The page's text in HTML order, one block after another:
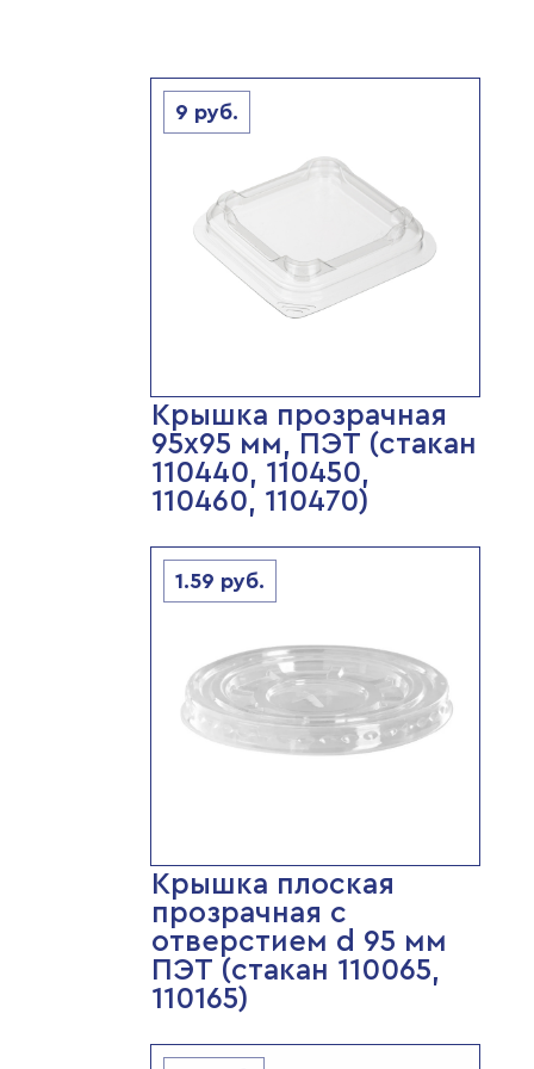
9 руб.
Крышка прозрачная
95х95 мм, ПЭТ (стакан
110440, 110450,
110460, 110470)
1.59 руб.
Крышка плоская
прозрачная с
отверстием d 95 мм
ПЭТ (стакан 110065,
110165)